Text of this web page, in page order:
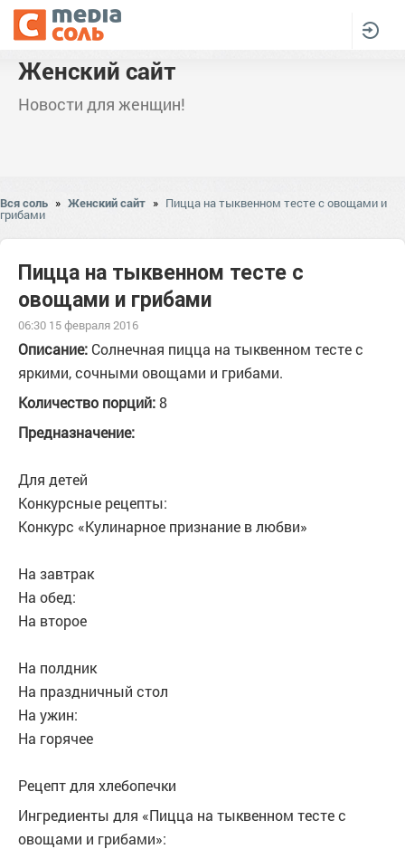
Женский сайт
Новости для женщин!
Вся соль » Женский сайт » Пицца на тыквенном тесте с овощами и
грибами
Пицца на тыквенном тесте с
овощами и грибами
06:30 15 февраля 2016
Описание: Солнечная пицца на тыквенном тесте с
яркими, сочными овощами и грибами.
Количество порций:8
Предназначение:
Для детей
Конкурсные рецепты:
Конкурс «Кулинарное признание в любви»
На завтрак
На обед:
На второе
На полдник
На праздничный стол
На ужин:
На горячее
Рецепт для хлебопечки
Ингредиенты для «Пицца на тыквенном тесте с
овощами и грибами»: